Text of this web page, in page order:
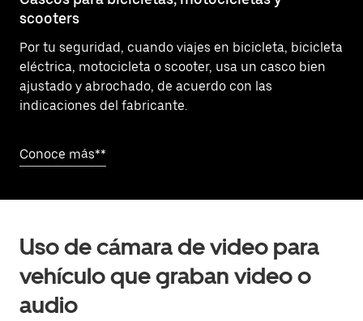
scooters
Por tu seguridad, cuando viajes en bicicleta, bicicleta
eléctrica, motocicleta o scooter, usa un casco bien
ajustado y abrochado, de acuerdo con las
indicaciones del fabricante.
Conoce más**
Uso de cámara de video para
vehículo que graban video o
audio